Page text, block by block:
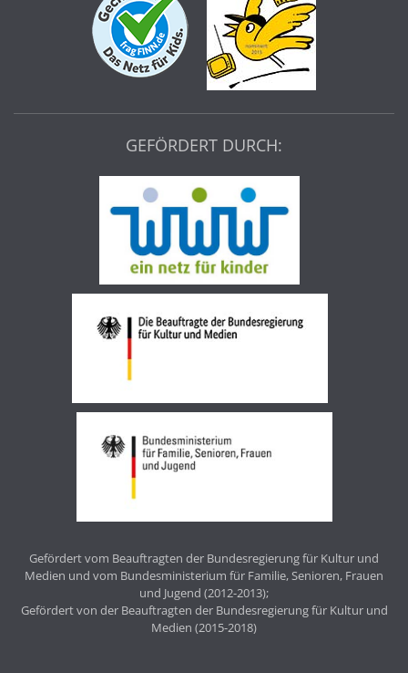
GEFÖRDERT DURCH:
Gefördert vom Beauftragten der Bundesregierung für Kultur und
Medien und vom Bundesministerium für Familie, Senioren, Frauen
und Jugend (2012-2013);
Gefördert von der Beauftragten der Bundesregierung für Kultur und
Medien (2015-2018)